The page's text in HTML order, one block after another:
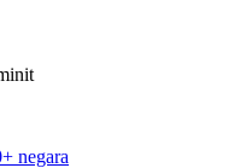
negara